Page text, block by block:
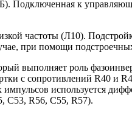
Подключенная к
частоты (Л10).
при помощи
выполняет роль
с сопротивлений R40 и
используется
C53, R56, C55, R57).